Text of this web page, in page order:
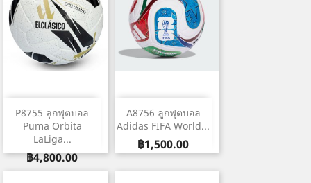
P8755 ลูกฟุตบอล
Puma Orbita
LaLiga...
ราคา
฿4,800.00
A8756 ลูกฟุตบอล
Adidas FIFA World...
ราคา
฿1,500.00